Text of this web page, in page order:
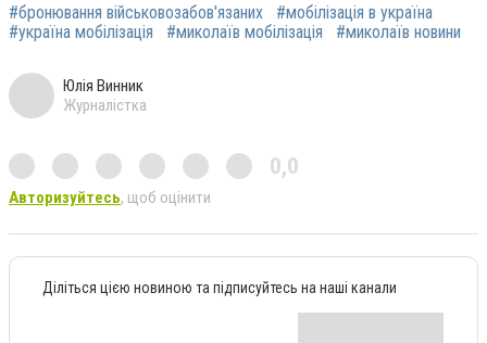
#бронювання військовозабов'язаних
#мобілізація в україна
#україна мобілізація
#миколаїв мобілізація #миколаїв новини
Юлія Винник
Журналістка
0,0
Авторизуйтесь, щоб оцінити
Діліться цією новиною та підписуйтесь на наші канали